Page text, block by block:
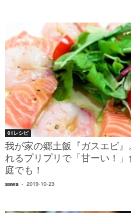
01レシピ
我が家の郷土飯『ガスエビ
れるプリプリで「甘ーい！
庭でも！
sawa - 2019-10-23